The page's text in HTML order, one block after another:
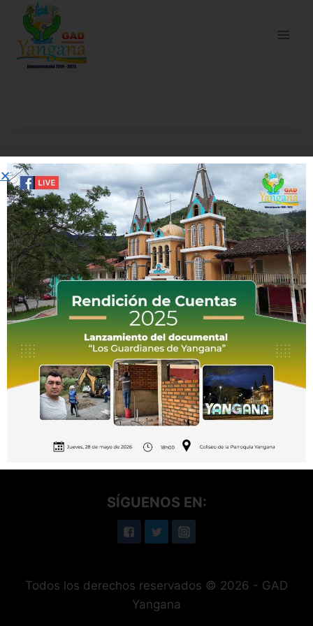
Telefonos: (07) 2199062 / 0992111914
Correo Electrónico: gadyangana@gmail.com
Dirección: Arsenio Castillo y Luis Felipe Luzuriaga
SÍGUENOS EN:
Todos los derechos reservados © 2026 - GAD
Yangana